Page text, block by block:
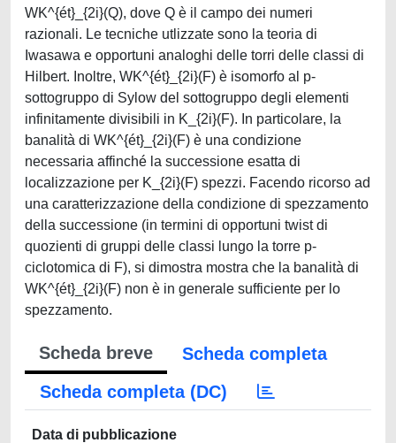
WK^{ét}_{2i}(Q), dove Q è il campo dei numeri
razionali. Le tecniche utlizzate sono la teoria di
Iwasawa e opportuni analoghi delle torri delle classi di
Hilbert. Inoltre, WK^{ét}_{2i}(F) è isomorfo al p-
sottogruppo di Sylow del sottogruppo degli elementi
infinitamente divisibili in K_{2i}(F). In particolare, la
banalità di WK^{ét}_{2i}(F) è una condizione
necessaria affinché la successione esatta di
localizzazione per K_{2i}(F) spezzi. Facendo ricorso ad
una caratterizzazione della condizione di spezzamento
della successione (in termini di opportuni twist di
quozienti di gruppi delle classi lungo la torre p-
ciclotomica di F), si dimostra mostra che la banalità di
WK^{ét}_{2i}(F) non è in generale sufficiente per lo
spezzamento.
Scheda breve
Scheda completa
Scheda completa (DC)
Data di pubblicazione